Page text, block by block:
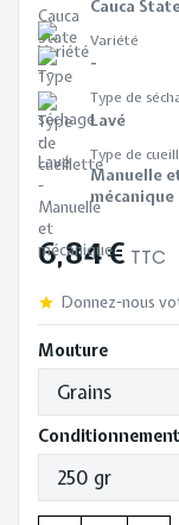
6,84 € TTC
Donnez-nous
Mouture
Conditionnement
Cauca
Variété
-
Type de
Lavé
Type de
Manuelle
mécanique